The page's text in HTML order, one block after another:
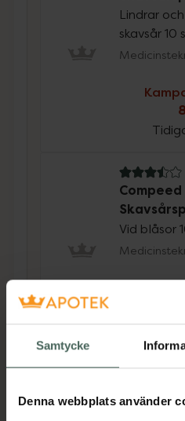
Samtycke
Denna webbplats använder
Lindrar
skavsår 10
3.5 av 5 i
Compeed
Vid blåsor